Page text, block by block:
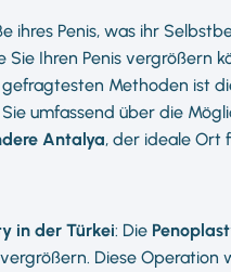
ihres Penis, was ihr
Sie Ihren Penis vergrößern
gefragtesten Methoden ist
umfassend über die
Antalya, der ideale Ort
in der Türkei: Die
Diese Operation